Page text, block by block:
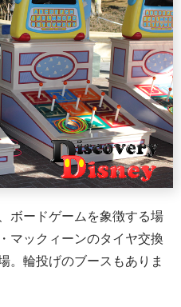
ボードゲームを象徴する場
マックィーンのタイヤ交換
。輪投げのブースもありま